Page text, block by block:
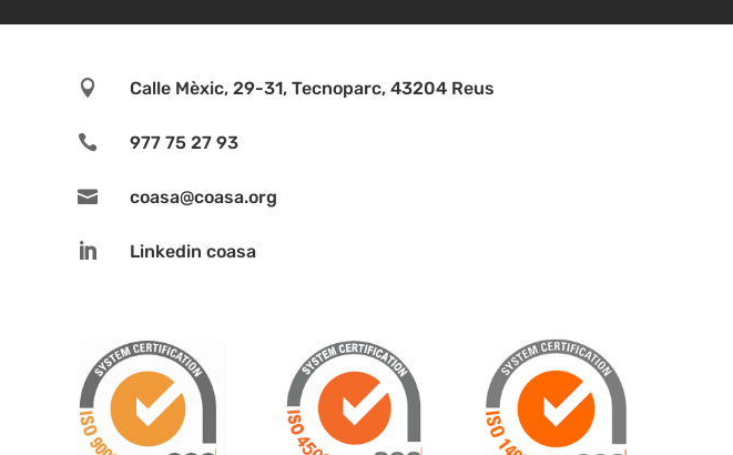
 Calle Mèxic, 29-31, Tecnoparc, 43204 Reus
 977 75 27 93
 coasa@coasa.org
 Linkedin coasa